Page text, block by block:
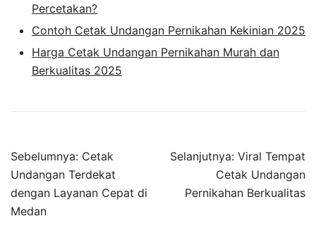
Percetakan?
Contoh Cetak Undangan Pernikahan Kekinian 2025
Harga Cetak Undangan Pernikahan Murah dan
Berkualitas 2025
Sebelumnya: Cetak
Undangan Terdekat
dengan Layanan Cepat di
Medan
Selanjutnya: Viral Tempat
Cetak Undangan
Pernikahan Berkualitas